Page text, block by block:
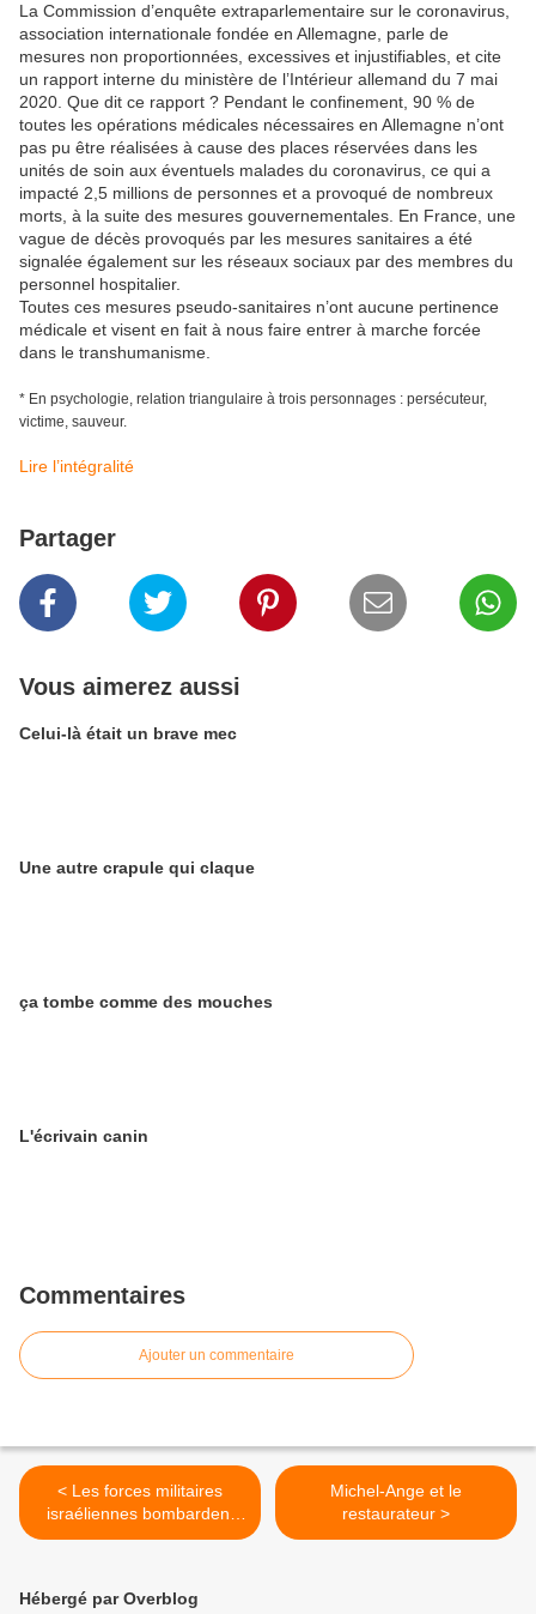
La Commission d’enquête extraparlementaire sur le coronavirus,
association internationale fondée en Allemagne, parle de
mesures non proportionnées, excessives et injustifiables, et cite
un rapport interne du ministère de l’Intérieur allemand du 7 mai
2020. Que dit ce rapport ? Pendant le confinement, 90 % de
toutes les opérations médicales nécessaires en Allemagne n’ont
pas pu être réalisées à cause des places réservées dans les
unités de soin aux éventuels malades du coronavirus, ce qui a
impacté 2,5 millions de personnes et a provoqué de nombreux
morts, à la suite des mesures gouvernementales. En France, une
vague de décès provoqués par les mesures sanitaires a été
signalée également sur les réseaux sociaux par des membres du
personnel hospitalier.
Toutes ces mesures pseudo-sanitaires n’ont aucune pertinence
médicale et visent en fait à nous faire entrer à marche forcée
dans le transhumanisme.
* En psychologie, relation triangulaire à trois personnages : persécuteur,
victime, sauveur.
Lire l’intégralité
Partager
Vous aimerez aussi
Celui-là était un brave mec
Une autre crapule qui claque
ça tombe comme des mouches
L'écrivain canin
Commentaires
Ajouter un commentaire
< Les forces militaires
israéliennes bombardent
Gaza
Michel-Ange et le
restaurateur >
Hébergé par Overblog